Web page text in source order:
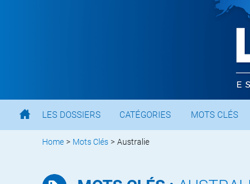
LES DOSSIERS CATÉGORIES MOTS CLÉS
Home > Mots Clés > Australie